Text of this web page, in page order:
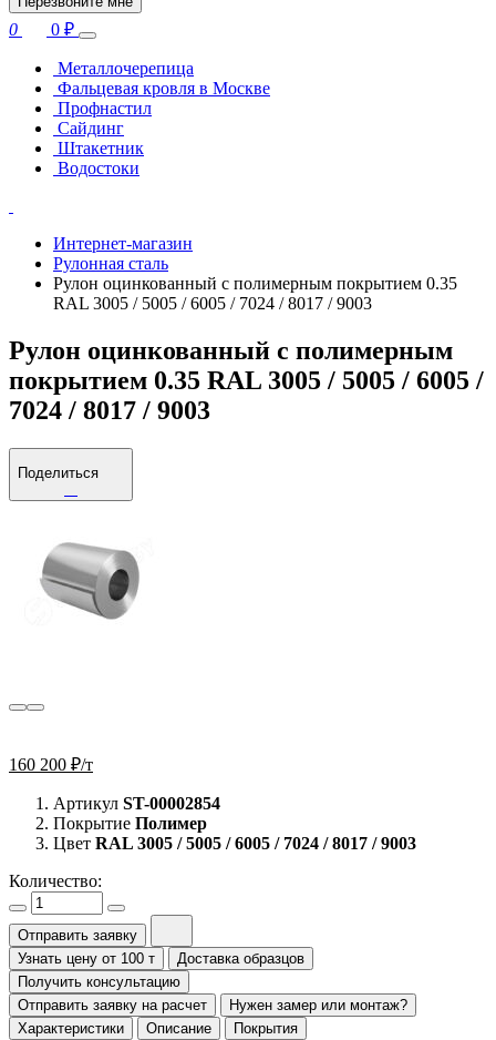
0 0 ₽
Металлочерепица
Фальцевая кровля в Москве
Профнастил
Сайдинг
Штакетник
Водостоки
Интернет-магазин
Рулонная сталь
Рулон оцинкованный с полимерным покрытием 0.35
RAL 3005 / 5005 / 6005 / 7024 / 8017 / 9003
Рулон оцинкованный с полимерным
покрытием 0.35 RAL 3005 / 5005 / 6005 /
7024 / 8017 / 9003
Поделиться
160 200 ₽/т
Артикул ST-00002854
Покрытие Полимер
Цвет RAL 3005 / 5005 / 6005 / 7024 / 8017 / 9003
Количество:
Отправить заявку
Узнать цену от 100 т
Доставка образцов
Получить консультацию
Отправить заявку на расчет
Нужен замер или монтаж?
Характеристики
Описание Покрытия